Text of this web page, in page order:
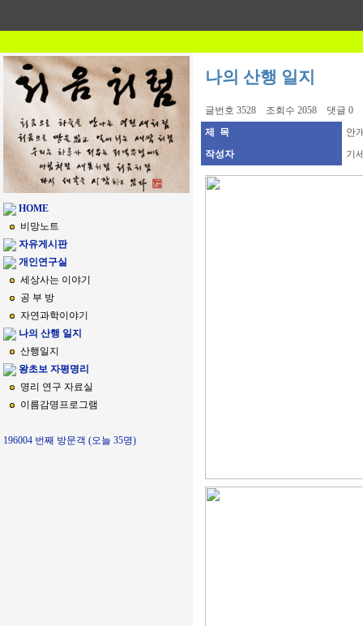
HOME
비망노트
자유게시판
개인연구실
세상사는 이야기
공 부 방
자연과학이야기
나의 산행 일지
산행일지
왕초보 자평명리
명리 연구 자료실
이름감명프로그램
196004 번째 방문객 (오늘 35명)
나의 산행 일지
글번호 3528 조회수 2058 댓글 0
제 목
안
작성자
기